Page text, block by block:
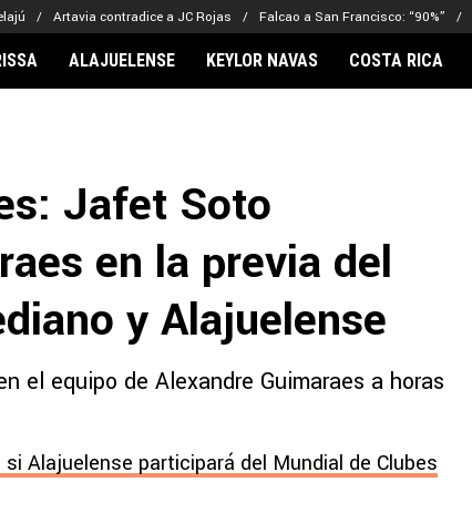
Artavia contradice a JC Rojas Falcao a San Francisco: “90%”
Arriaga
Méndez-Laing
Alajuelense
Comunicaciones
Municipal
Olimpia
Real Estelí
Real Madrid
ALAJUELENSE KEYLOR NAVAS COSTA RICA
Jafet Soto
en la previa del
y Alajuelense
el equipo de Alexandre Guimaraes a horas
Alajuelense participará del Mundial de Clubes